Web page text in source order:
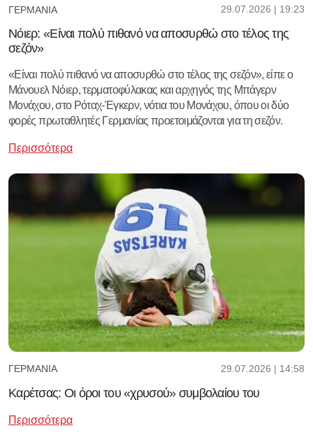
ΓΕΡΜΑΝΊΑ 29.07.2026 | 19:23
Νόιερ: «Είναι πολύ πιθανό να αποσυρθώ στο τέλος της
σεζόν»
«Είναι πολύ πιθανό να αποσυρθώ στο τέλος της σεζόν», είπε ο
Μάνουελ Νόιερ, τερματοφύλακας και αρχηγός της Μπάγερν
Μονάχου, στο Ρόταχ-Έγκερν, νότια του Μονάχου, όπου οι δύο
φορές πρωταθλητές Γερμανίας προετοιμάζονται για τη σεζόν.
Περισσότερα
ΓΕΡΜΑΝΊΑ 29.07.2026 | 14:58
Καρέτσας: Οι όροι του «χρυσού» συμβολαίου του
Περισσότερα